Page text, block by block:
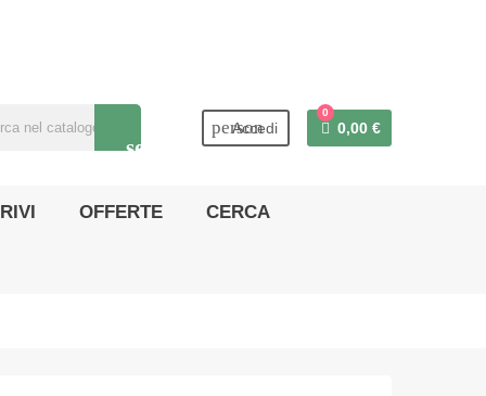
search
person
Accedi
0
0,00 €
OFFERTE CERCA